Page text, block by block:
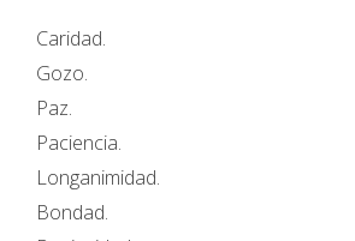
Caridad.
Gozo.
Paz.
Paciencia.
Longanimidad.
Bondad.